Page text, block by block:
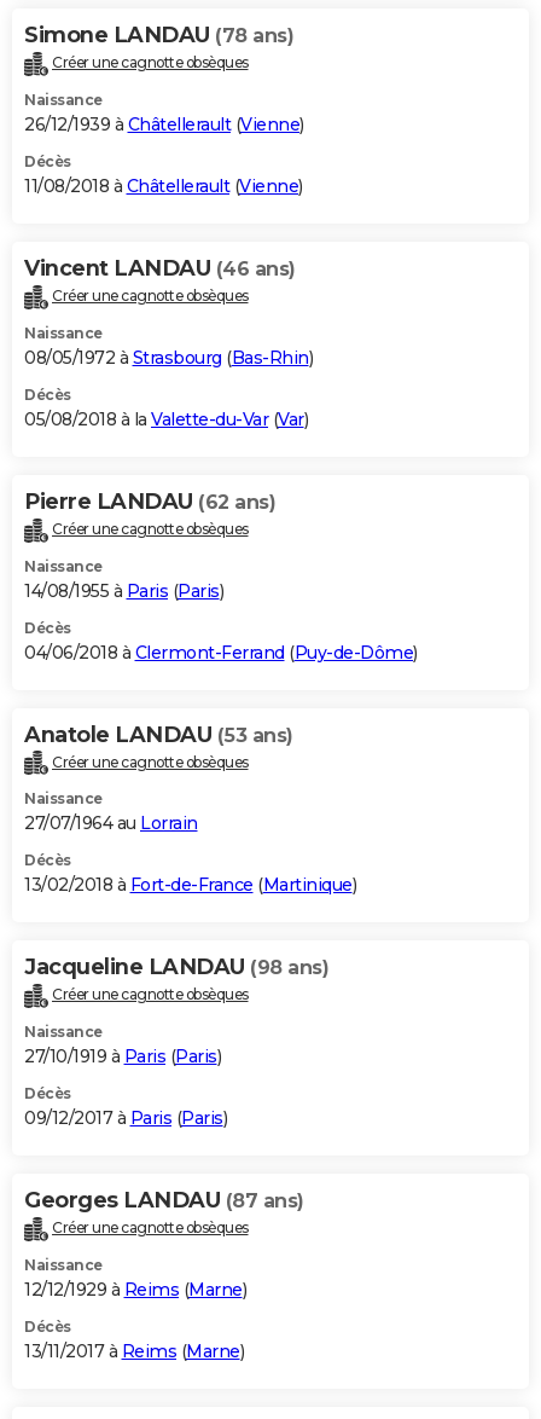
Simone LANDAU (78 ans)
Créer une cagnotte obsèques
Naissance
26/12/1939 à Châtellerault(Vienne)
Décès
11/08/2018 à Châtellerault(Vienne)
Vincent LANDAU (46 ans)
Créer une cagnotte obsèques
Naissance
08/05/1972 à Strasbourg (Bas-Rhin)
Décès
05/08/2018 à la Valette-du-Var(Var)
Pierre LANDAU (62 ans)
Créer une cagnotte obsèques
Naissance
14/08/1955 à Paris (Paris)
Décès
04/06/2018 à Clermont-Ferrand (Puy-de-Dôme)
Anatole LANDAU (53 ans)
Créer une cagnotte obsèques
Naissance
27/07/1964 au Lorrain
Décès
13/02/2018 à Fort-de-France (Martinique)
Jacqueline LANDAU (98 ans)
Créer une cagnotte obsèques
Naissance
27/10/1919 à Paris (Paris)
Décès
09/12/2017 à Paris (Paris)
Georges LANDAU (87 ans)
Créer une cagnotte obsèques
Naissance
12/12/1929 à Reims (Marne)
Décès
13/11/2017 à Reims (Marne)